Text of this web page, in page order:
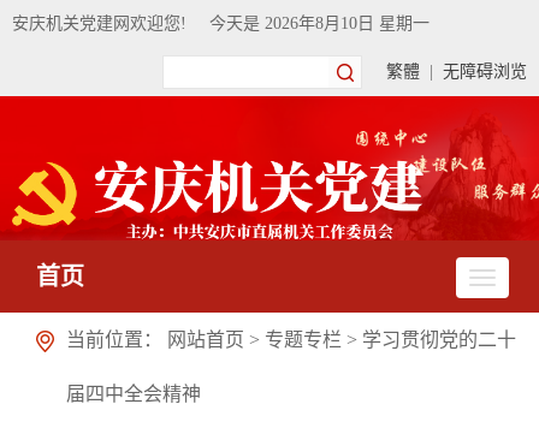
安庆机关党建网欢迎您! 今天是 2026年8月10日 星期一
繁體 无障碍浏览
首页
当前位置： 网站首页 > 专题专栏 > 学习贯彻党的二十
届四中全会精神